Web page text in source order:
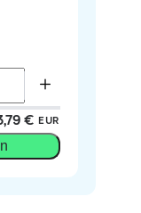
€ EUR